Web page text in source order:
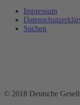
Impressum
Suchen
© 2018 Deutsche